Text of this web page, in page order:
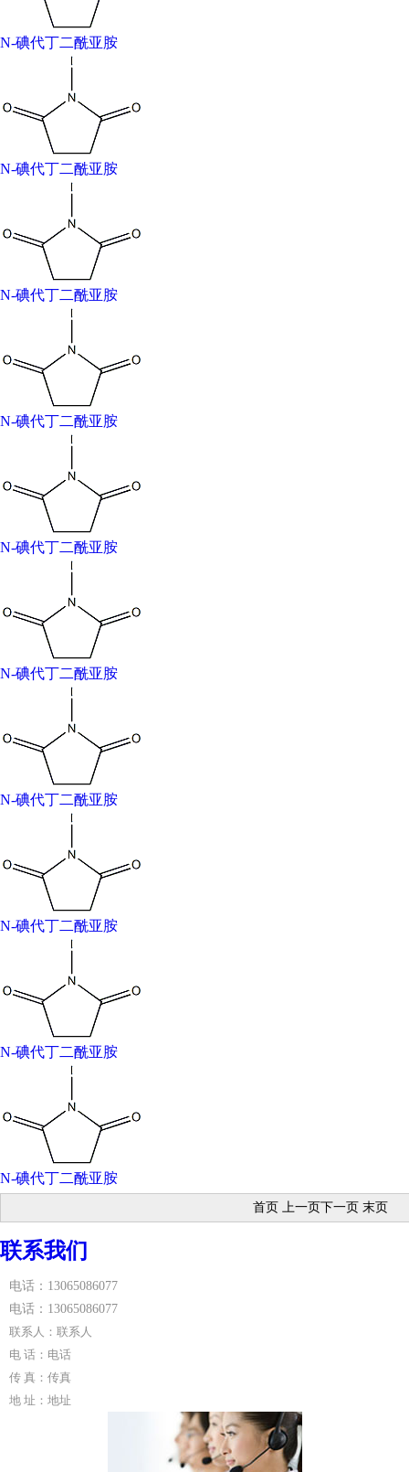
decomposes
英文名称
N-Iodosuccinimide
中文别名
N-碘代琥珀酰亚胺; N-碘丁二酰亚胺; N-碘琥珀酰亚胺; N-
碘丁二酸亚胺; N-碘化丁二酰胺; 丁二酰亚胺
英文别名
1-IODO-2,5-PYRROLIDINEDIONE ; NIS ; 1-iodo-5-
pyrrolidinedione ; n-iodo-succinimid ; Succinimide,N-iodo- ;
succiniodimide ; 1-iodopyrrolidine-2,5-dione ; Iodosuccinimide ;
2,5-Pyrrolidinedione, 1-iodo- ;
EINECS号：208-221-6
分子式：C4H4INO2
分子量：224.98
InChI：InChI=1/C4H4INO2/c5-6-3(7)1-2-4(6)8/h1-2H2
熔点：197-204℃ (dec.)
水融性：decomposes
物化性质
性质描述: 白色针状结晶。熔点200-201℃，溶于丙酮、甲
醇，略溶于二氧六环，几乎不溶于四氯化碳、乙醚。遇水
分解
安全术语：S26:;S37/39:;
风险术语：R22:;R36/37/38:;
危险品标志：Xn:Harmful;
产品用途
主要作为生物制药中的医药中间体;在有机合成中用于酮
类、醛类的碘化。
生产方法
亚胺银。将其和碘在干燥的二氧六环中反应，生成N-碘琥
珀酰亚胺。
储运方法
2-8°C
[1] 相关类别: Aromatic Carboxylic Acids, Amides, Anilides,
Anhydrides & Salts;API
intermediates;Biochemistry;Halogenation;Iodination;N-
Substituted Maleimides, Succinimides & Phthalimides;N-
Substituted Succinimides;Reagents for Oligosaccharide
Synthesis;Synthetic Organic Chemistry;C-X Bond Formation
品;C-X键形成;有机硼化合物
Mol文件: 516-12-1.mol
安全信息
危险品标志 Xn,Xi
安全说明 26-36-37/39
WGK Germany 3
F 8-9
Hazard Note Harmful/Keep Cold/Moisture Sensitive
HazardClass IRRITANT
海关编码 29251995
上下游产品信息
下游产品
4,5-二甲氧基-3-碘苯甲醛-->2,4-二甲氧基-5-碘嘧啶-->2-
氯-4-硝基苯-alpha-L-岩藻糖苷
N-碘代丁二酰亚胺
N-碘代丁二酰亚胺
N-碘代丁二酰亚胺
N-碘代丁二酰亚胺
N-碘代丁二酰亚胺
N-碘代丁二酰亚胺
N-碘代丁二酰亚胺
N-碘代丁二酰亚胺
N-碘代丁二酰亚胺
N-碘代丁二酰亚胺
首页 上一页下一页 末页
联系我们
电话：13065086077
电话：13065086077
联系人：联系人
电 话：电话
传 真：传真
地 址：地址